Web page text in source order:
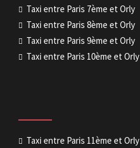
Taxi entre Paris 7ème et Orly
Taxi entre Paris 8ème et Orly
Taxi entre Paris 9ème et Orly
Taxi entre Paris 10ème et Orly
Taxi entre Paris 11ème et Orly